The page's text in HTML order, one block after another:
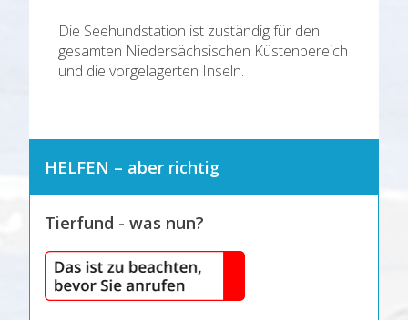
Die Seehundstation ist zuständig für den
gesamten Niedersächsischen Küstenbereich
und die vorgelagerten Inseln.
HELFEN – aber richtig
Tierfund - was nun?